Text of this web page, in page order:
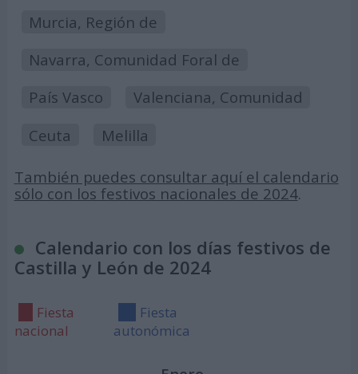
Murcia, Región de
Navarra, Comunidad Foral de
País Vasco
Valenciana, Comunidad
Ceuta
Melilla
También puedes consultar aquí el calendario
sólo con los festivos nacionales de 2024.
Calendario con los días festivos de
Castilla y León de 2024
Fiesta
nacional
Fiesta
autonómica